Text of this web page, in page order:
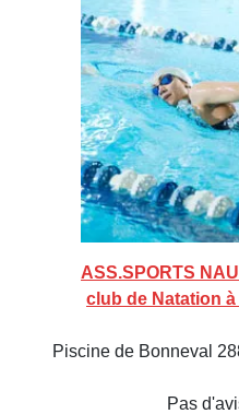
ASS.SPORTS
club de Natation à
Piscine de Bonneval
Pas